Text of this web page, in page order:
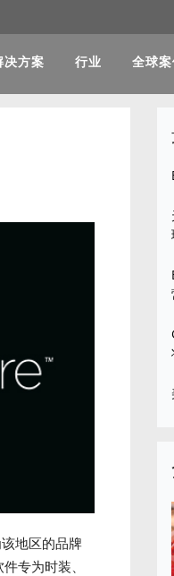
决方案 行业 全球
地区的品牌
专为时装、